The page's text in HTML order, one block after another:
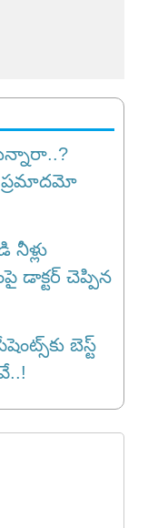
ప్రమాదమో
డాక్టర్ చెప్పిన
బెస్ట్